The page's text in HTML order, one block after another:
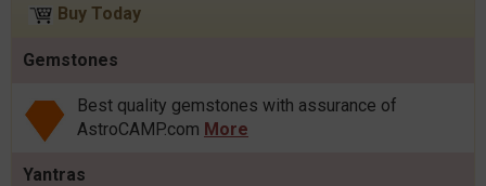
Buy Today
Gemstones
Best quality gemstones with assurance of
AstroCAMP.com More
Yantras